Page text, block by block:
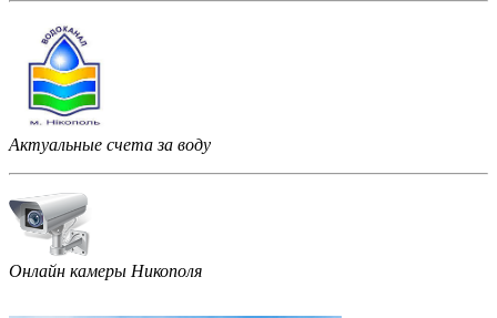
Актуальные счета за воду
Онлайн камеры Никополя